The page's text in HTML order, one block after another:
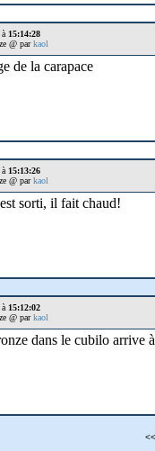
15:14:28
@ parkaol
de la carapace
15:13:26
@ parkaol
sorti, il fait chaud!
15:12:02
@ parkaol
dans le cubilo arrive